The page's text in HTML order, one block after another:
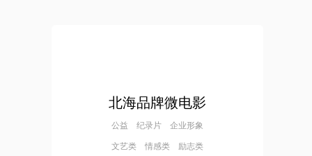
北海品牌微电影
公益 纪录片 企业形象
文艺类 情感类 励志类